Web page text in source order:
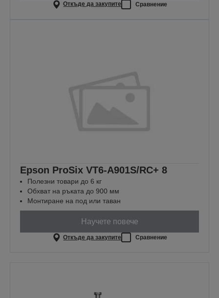
Откъде да закупите Сравнение
Epson ProSix VT6-A901S/RC+ 8
Полезни товари до 6 кг
Обхват на ръката до 900 мм
Монтиране на под или таван
Научете повече
Откъде да закупите Сравнение